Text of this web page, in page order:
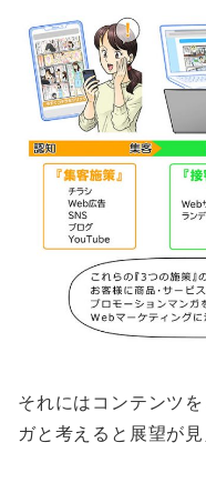
それにはコンテンツ
ガと考えると展望が